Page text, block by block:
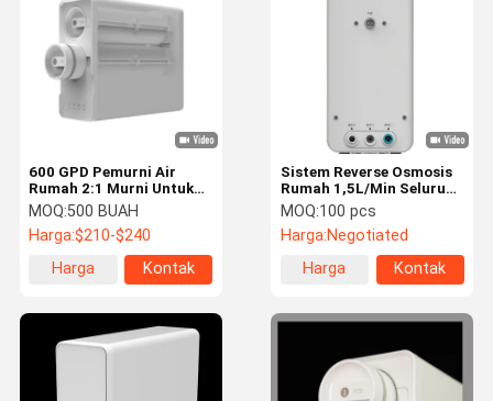
600 GPD Pemurni Air
Rumah 2:1 Murni Untuk
Menguras Aliran Tinggi
Di Bawah Wastafel Filter
Air 1.5L/Min
MOQ:500 BUAH
Harga:$210-$240
Harga
Kontak
Sistem Reverse Osmosis
Rumah 1,5L/Min Seluruh
Sistem Air Ro Rumah
5000L
MOQ:100 pcs
Harga:Negotiated
Harga
Kontak